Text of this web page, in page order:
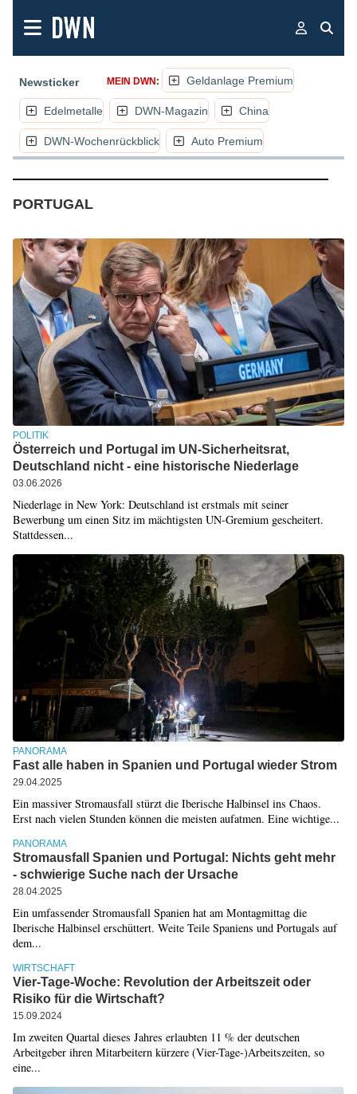
Newsticker MEIN DWN: Geldanlage Premium
Edelmetalle DWN-Magazin China
DWN-Wochenrückblick Auto Premium
PORTUGAL(NACHRICHTEN, ARTIKEL,
POLITIK
Österreich und Portugal im UN-Sicherheitsrat,
Deutschland nicht - eine historische Niederlage
03.06.2026
Niederlage in New York: Deutschland ist erstmals mit seiner
Bewerbung um einen Sitz im mächtigsten UN-Gremium gescheitert.
Stattdessen...
PANORAMA
Fast alle haben in Spanien und Portugal wieder Strom
29.04.2025
Ein massiver Stromausfall stürzt die Iberische Halbinsel ins Chaos.
Erst nach vielen Stunden können die meisten aufatmen. Eine wichtige...
PANORAMA
Stromausfall Spanien und Portugal: Nichts geht mehr
- schwierige Suche nach der Ursache
28.04.2025
Ein umfassender Stromausfall Spanien hat am Montagmittag die
Iberische Halbinsel erschüttert. Weite Teile Spaniens und Portugals auf
dem...
WIRTSCHAFT
Vier-Tage-Woche: Revolution der Arbeitszeit oder
Risiko für die Wirtschaft?
15.09.2024
Im zweiten Quartal dieses Jahres erlaubten 11 % der deutschen
Arbeitgeber ihren Mitarbeitern kürzere (Vier-Tage-)Arbeitszeiten, so
eine...